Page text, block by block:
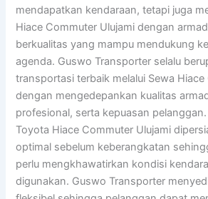
mendapatkan kendaraan, tetapi juga
Hiace Commuter Ulujami dengan
berkualitas yang mampu mendukung
agenda. Guswo Transporter selalu
transportasi terbaik melalui Sewa
dengan mengedepankan kualitas
profesional, serta kepuasan
Toyota Hiace Commuter Ulujami
optimal sebelum keberangkatan
perlu mengkhawatirkan kondisi
digunakan. Guswo Transporter